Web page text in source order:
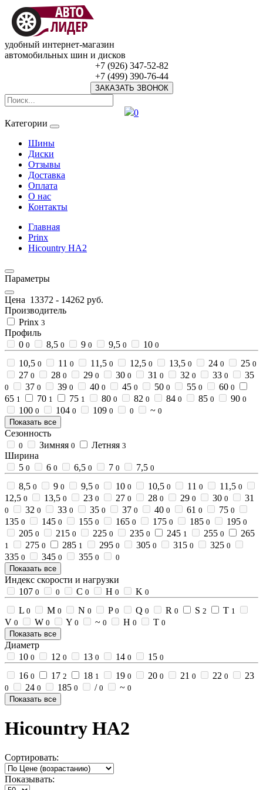
удобный интернет-магазин
автомобильных шин и дисков
+7 (926) 347-52-82
+7 (499) 390-76-44
ЗАКАЗАТЬ ЗВОНОК
0
Категории
Шины
Диски
Отзывы
Доставка
Оплата
О нас
Контакты
Главная
Prinx
Hicountry HA2
Параметры
Цена 13372 - 14262 руб.
Производитель
Prinx 3
Профиль
0 0 8,5 0 9 0 9,5 0 10 0
10,5 0 11 0 11,5 0 12,5 0 13,5 0 24 0 25 0
27 0 28 0 29 0 30 0 31 0 32 0 33 0 35
0 37 0 39 0 40 0 45 0 50 0 55 0 60 0
65 1 70 1 75 1 80 0 82 0 84 0 85 0 90 0
100 0 104 0 109 0 0 ~ 0
Показать все
Сезонность
0 Зимняя 0 Летняя 3
Ширина
5 0 6 0 6,5 0 7 0 7,5 0
8,5 0 9 0 9,5 0 10 0 10,5 0 11 0 11,5 0
12,5 0 13,5 0 23 0 27 0 28 0 29 0 30 0 31
0 32 0 33 0 35 0 37 0 40 0 61 0 75 0
135 0 145 0 155 0 165 0 175 0 185 0 195 0
205 0 215 0 225 0 235 0 245 1 255 0 265
1 275 0 285 1 295 0 305 0 315 0 325 0
335 0 345 0 355 0
0
Показать все
Индекс скорости и нагрузки
107 0 0 C 0 H 0 K 0
L 0 M 0 N 0 P 0 Q 0 R 0 S 2 T 1
V 0 W 0 Y 0 ~ 0 Н 0 Т 0
Показать все
Диаметр
10 0 12 0 13 0 14 0 15 0
16 0 17 2 18 1 19 0 20 0 21 0 22 0 23
0 24 0 185 0 / 0 ~ 0
Показать все
Hicountry HA2
Сортировать:
Показывать: